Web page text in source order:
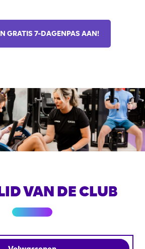
GRATIS 7-DAGENPAS AAN!